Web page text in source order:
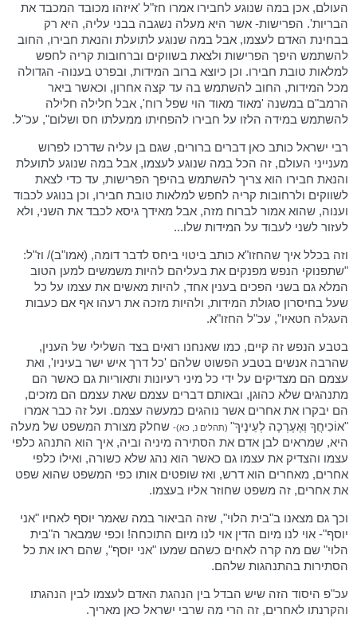
העולם, אכן במה שנוגע לחבירו אמרו חז"ל 'איזהו מכובד המכבד את
הבריות'. הפרישות- אשר היא מעלה נשגבה בבני עליה, היא רק
בבחינת האדם לעצמו, אבל במה שנוגע לתועלת והנאת חבירו, החוב
להשתמש היפך הפרישות ולצאת בשווקים וברחובות קריה לחפש
למלאות טובת חבירו. וכן כיוצא ברוב המידות, ובפרט בענוה- הגדולה
מכל המידות, החוב להשתמש בה עד קצה אחרון, וכאשר ביאר
הרמב"ם במשנה 'מאוד מאוד הוי שפל רוח', אבל חלילה חלילה
להשתמש במידה הלזו על חבירו להפחיתו ממעלתו חס ושלום", עכ"ל.
רבי ישראל כותב כאן דברים ברורים, שגם בן עליה שדרכו לפרוש
מענייני העולם, זה הכל במה שנוגע לעצמו, אבל במה שנוגע לתועלת
והנאת חבירו הוא צריך להשתמש בהיפך הפרישות, עד כדי לצאת
לשווקים ולרחובות קריה לחפש למלאות טובת חבירו, וכן בנוגע לכבוד
וענוה, שהוא אמור לברוח מזה, אבל מאידך גיסא לכבד את השני, ולא
לעזור לשני לעבוד על המידות שלו...
וזה בכלל איך שהחזו"א כותב ביטוי ביחס לדבר דומה, (אמו"ב)/ וז"ל:
"שתפנוקי הנפש מפנקים את בעליהם להיות משמשים למען הטוב
המלא גם בשני הפכים בענין אחד, להיות מאשים את עצמו על כל
שעל בחיסרון סגולת המידות, ולהיות מזכה את רעהו אף אם כעבות
העגלה חטאיו", עכ"ל החזו"א.
בטבע הנפש זה קיים, כמו שאנחנו רואים בצד השלילי של הענין,
שהרבה אנשים בטבע הפשוט שלהם 'כל דרך איש ישר בעיניו', ואת
עצמם הם מצדיקים על ידי כל מיני רעיונות ותאוריות גם כאשר הם
מתנהגים שלא כהוגן, ובאותם דברים עצמם שאת עצמם הם מזכים,
הם יבקרו את אחרים אשר נוהגים כמעשה עצמם. ועל זה כבר אמרו
"אוֹכִיחֲךָ וְאֶעֶרְכָה לְעֵינֶיךָ" (תהלים נ, כא)- שחלק מצורת המשפט של מעלה
היא, שמראים לבן אדם את הסתירה מיניה וביה, איך הוא התנהג כלפי
עצמו והצדיק את עצמו גם כאשר הוא נהג שלא כשורה, ואילו כלפי
אחרים, מאחרים הוא דרש, ואז שופטים אותו כפי המשפט שהוא שפט
את אחרים, זה משפט שחוזר אליו בעצמו.
וכך גם מצאנו ב"בית הלוי", שזה הביאור במה שאמר יוסף לאחיו "אני
יוסף"- אוי לנו מיום הדין אוי לנו מיום התוכחה! וכפי שמבאר ה"בית
הלוי" שם מה קרה לאחים כשהם שמעו "אני יוסף", שהם ראו את כל
הסתירות בהתנהגות שלהם.
עכ"פ היסוד הזה שיש הבדל בין הנהגת האדם לעצמו לבין הנהגתו
והקרנתו לאחרים, זה הרי מה שרבי ישראל כאן מאריך.